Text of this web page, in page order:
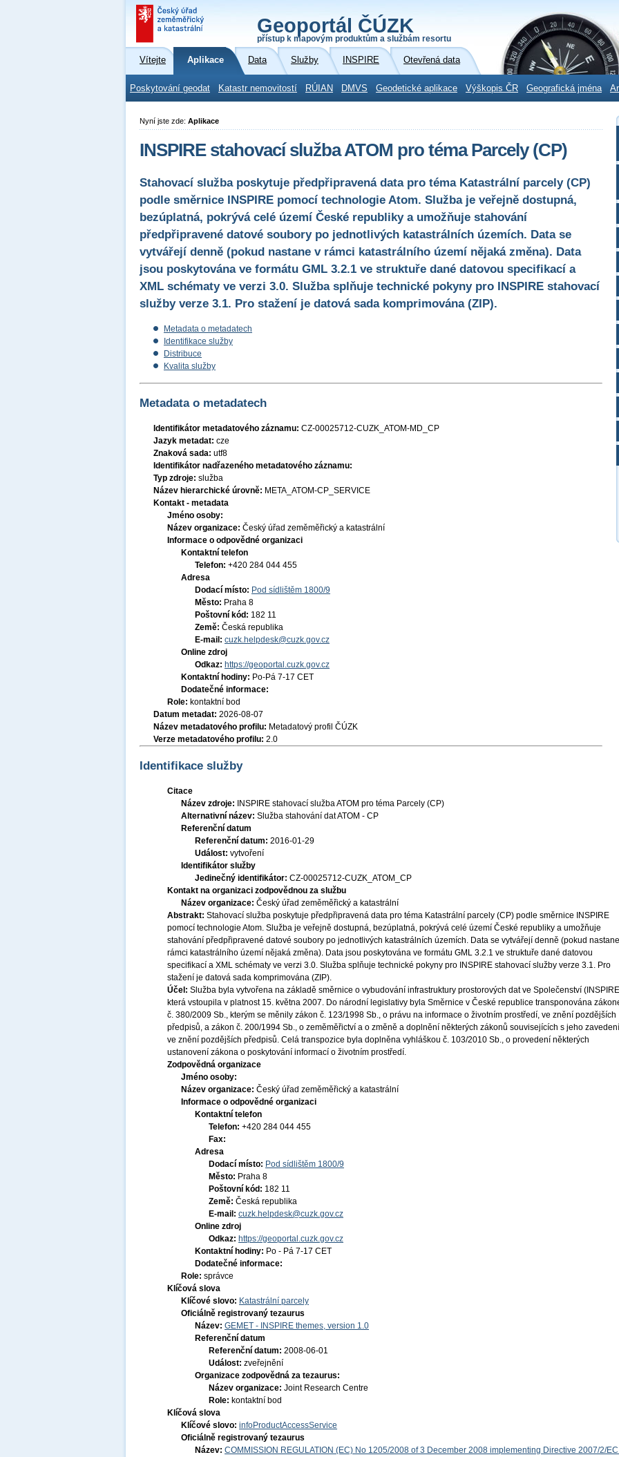
Geoportál ČÚZK
přístup k mapovým produktům a službám resortu
Vítejte Aplikace Data Služby INSPIRE Otevřená data
Poskytování geodat Katastr nemovitostí RÚIAN DMVS Geodetické aplikace Výškopis ČR Geografická jména
Nyní jste zde: Aplikace
INSPIRE stahovací služba ATOM pro téma Parcely (CP)
Stahovací služba poskytuje předpřipravená data pro téma Katastrální parcely (CP)
podle směrnice INSPIRE pomocí technologie Atom. Služba je veřejně dostupná,
bezúplatná, pokrývá celé území České republiky a umožňuje stahování
předpřipravené datové soubory po jednotlivých katastrálních územích. Data se
vytvářejí denně (pokud nastane v rámci katastrálního území nějaká změna). Data
jsou poskytována ve formátu GML 3.2.1 ve struktuře dané datovou specifikací a
XML schématy ve verzi 3.0. Služba splňuje technické pokyny pro INSPIRE stahovací
služby verze 3.1. Pro stažení je datová sada komprimována (ZIP).
Metadata o metadatech
Identifikace služby
Distribuce
Kvalita služby
Metadata o metadatech
Identifikátor metadatového záznamu: CZ-00025712-CUZK_ATOM-MD_CP
Jazyk metadat: cze
Znaková sada: utf8
Identifikátor nadřazeného metadatového záznamu:
Typ zdroje: služba
Název hierarchické úrovně: META_ATOM-CP_SERVICE
Kontakt - metadata
Jméno osoby:
Název organizace: Český úřad zeměměřický a katastrální
Informace o odpovědné organizaci
Kontaktní telefon
Telefon: +420 284 044 455
Adresa
Dodací místo: Pod sídlištěm 1800/9
Město: Praha 8
Poštovní kód: 182 11
Země: Česká republika
E-mail: cuzk.helpdesk@cuzk.gov.cz
Online zdroj
Odkaz: https://geoportal.cuzk.gov.cz
Kontaktní hodiny: Po-Pá 7-17 CET
Dodatečné informace:
Role: kontaktní bod
Datum metadat: 2026-08-07
Název metadatového profilu: Metadatový profil ČÚZK
Verze metadatového profilu: 2.0
Identifikace služby
Citace
Název zdroje:
INSPIRE stahovací služba ATOM pro téma Parcely (CP)
Alternativní název: Služba stahování dat ATOM - CP
Referenční datum
Referenční datum: 2016-01-29
Událost: vytvoření
Identifikátor služby
Jedinečný identifikátor: CZ-00025712-CUZK_ATOM_CP
Kontakt na organizaci zodpovědnou za službu
Název organizace: Český úřad zeměměřický a katastrální
Abstrakt: Stahovací služba poskytuje předpřipravená data pro téma Katastrální parcely (CP) podle směrnice INSPIRE
pomocí technologie Atom. Služba je veřejně dostupná, bezúplatná, pokrývá celé území České republiky a umožňuje
stahování předpřipravené datové soubory po jednotlivých katastrálních územích. Data se vytvářejí denně (pokud
rámci katastrálního území nějaká změna). Data jsou poskytována ve formátu GML 3.2.1 ve struktuře dané datovou
specifikací a XML schématy ve verzi 3.0. Služba splňuje technické pokyny pro INSPIRE stahovací služby verze 3.1. Pro
stažení je datová sada komprimována (ZIP).
Účel: Služba byla vytvořena na základě směrnice o vybudování infrastruktury prostorových dat ve Společenství
která vstoupila v platnost 15. května 2007. Do národní legislativy byla Směrnice v České republice transponována
č. 380/2009 Sb., kterým se měnily zákon č. 123/1998 Sb., o právu na informace o životním prostředí, ve znění pozdějších
předpisů, a zákon č. 200/1994 Sb., o zeměměřictví a o změně a doplnění některých zákonů souvisejících s jeho
ve znění pozdějších předpisů. Celá transpozice byla doplněna vyhláškou č. 103/2010 Sb., o provedení některých
ustanovení zákona o poskytování informací o životním prostředí.
Zodpovědná organizace
Jméno osoby:
Název organizace: Český úřad zeměměřický a katastrální
Informace o odpovědné organizaci
Kontaktní telefon
Telefon: +420 284 044 455
Fax:
Adresa
Dodací místo: Pod sídlištěm 1800/9
Město: Praha 8
Poštovní kód: 182 11
Země: Česká republika
E-mail: cuzk.helpdesk@cuzk.gov.cz
Online zdroj
Odkaz: https://geoportal.cuzk.gov.cz
Kontaktní hodiny: Po - Pá 7-17 CET
Dodatečné informace:
Role: správce
Klíčová slova
Klíčové slovo: Katastrální parcely
Oficiálně registrovaný tezaurus
Název: GEMET - INSPIRE themes, version 1.0
Referenční datum
Referenční datum: 2008-06-01
Událost: zveřejnění
Organizace zodpovědná za tezaurus:
Název organizace: Joint Research Centre
Role: kontaktní bod
Klíčová slova
Klíčové slovo: infoProductAccessService
Oficiálně registrovaný tezaurus
Název: COMMISSION REGULATION (EC) No 1205/2008 of 3 December 2008 implementing Directive 2007/2/EC